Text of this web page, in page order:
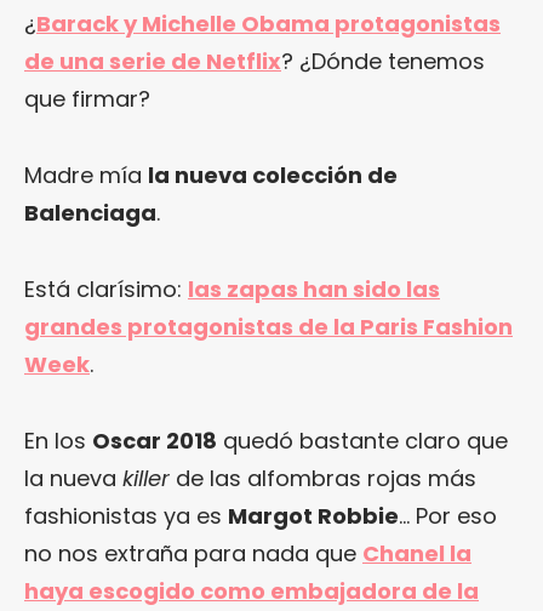
¿Barack y Michelle Obama protagonistas
de una serie de Netflix? ¿Dónde tenemos
que firmar?
Madre mía la nueva colección de
Balenciaga.
Está clarísimo: las zapas han sido las
grandes protagonistas de la Paris Fashion
Week.
En los Oscar 2018 quedó bastante claro que
la nueva killer de las alfombras rojas más
fashionistas ya es Margot Robbie… Por eso
no nos extraña para nada que Chanel la
haya escogido como embajadora de la